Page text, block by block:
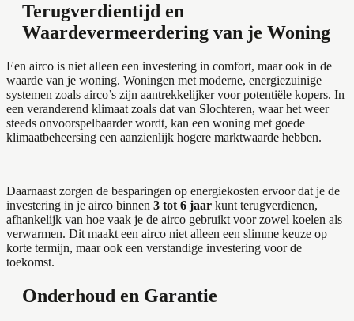
Terugverdientijd en
Waardevermeerdering van je Woning
Een airco is niet alleen een investering in comfort, maar ook in de
waarde van je woning. Woningen met moderne, energiezuinige
systemen zoals airco’s zijn aantrekkelijker voor potentiële kopers. In
een veranderend klimaat zoals dat van Slochteren, waar het weer
steeds onvoorspelbaarder wordt, kan een woning met goede
klimaatbeheersing een aanzienlijk hogere marktwaarde hebben.
Daarnaast zorgen de besparingen op energiekosten ervoor dat je de
investering in je airco binnen 3 tot 6 jaar kunt terugverdienen,
afhankelijk van hoe vaak je de airco gebruikt voor zowel koelen als
verwarmen. Dit maakt een airco niet alleen een slimme keuze op
korte termijn, maar ook een verstandige investering voor de
toekomst.
Onderhoud en Garantie